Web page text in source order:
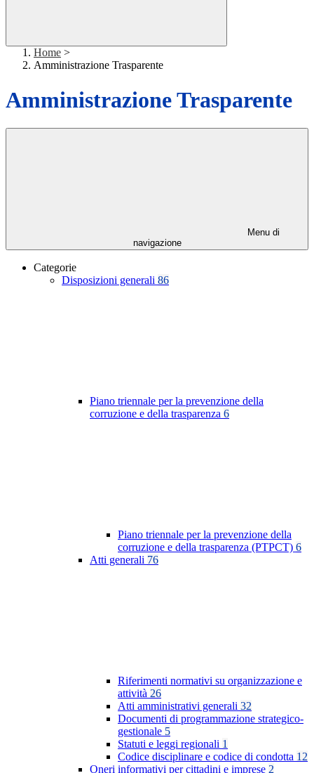
Home >
Amministrazione Trasparente
Amministrazione Trasparente
Menu di
navigazione
Categorie
Disposizioni generali 86
Piano triennale per la prevenzione della
corruzione e della trasparenza 6
Piano triennale per la prevenzione della
corruzione e della trasparenza (PTPCT) 6
Atti generali 76
Riferimenti normativi su organizzazione e
attività 26
Atti amministrativi generali 32
Documenti di programmazione strategico-
gestionale 5
Statuti e leggi regionali 1
Codice disciplinare e codice di condotta 12
Oneri informativi per cittadini e imprese 2